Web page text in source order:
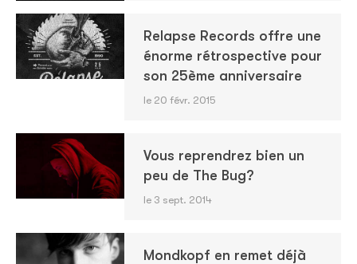
Relapse Records offre une
énorme rétrospective pour
son 25ème anniversaire
le 20 févr. 2015
Vous reprendrez bien un
peu de The Bug?
le 3 sept. 2014
Mondkopf en remet déjà